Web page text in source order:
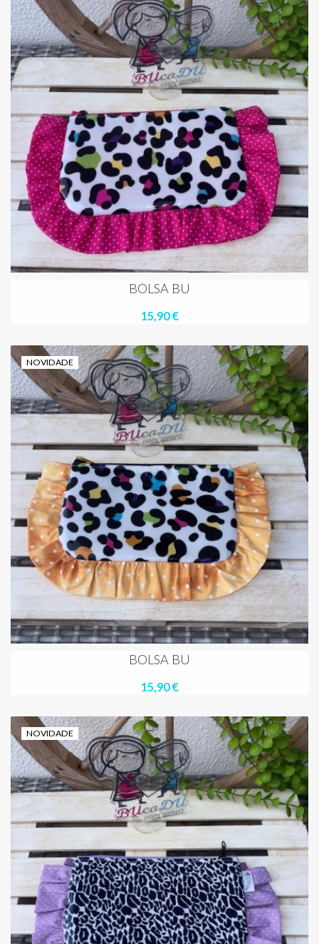
BOLSA BU
15,90 €
NOVIDADE
BOLSA BU
15,90 €
NOVIDADE